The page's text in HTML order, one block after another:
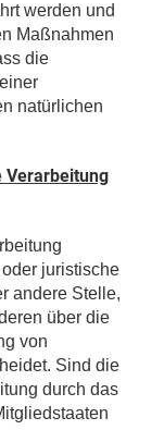
werden und
Maßnahmen
die
natürlichen
juristische
andere Stelle,
über die
von
Sind die
durch das